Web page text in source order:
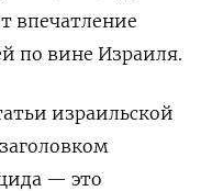
впечатление
по вине Израиля.
израильской
— это